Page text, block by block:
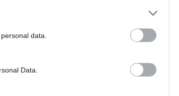
data.
Data.
Η τριλογία “Ο Άρχοντας των Δαχτυλιδιών”
επιστρέψει στις κινηματογραφικές αίθουσες…